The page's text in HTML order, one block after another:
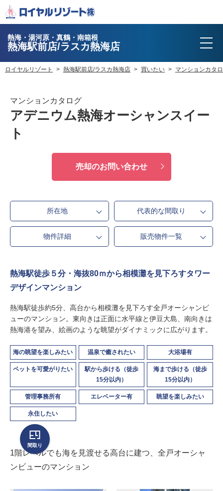
熱海・湯河原・真鶴・南箱根
熱海駅前店/ラスカ熱海店
ロイヤルリゾート 熱海駅前店/ラスカ熱海店 買いたい マンションカタ
マンションカタログ
アデニウム熱海オーシャンスイー
ト
売却のお問い合わせ
所在地 代表的な間取り
物件詳細 販売物件一覧
熱海駅徒歩５分・海抜80ｍから相模灘を見下ろすタワー
デザインマンション
熱海駅徒歩約5分、高台から相模灘を見下ろす全戸オーシャンビ
ューのマンション。東向きは正面に水平線と伊豆大島、南向きは
熱海港を望み、絵画のような眺望がダイナミックに広がります。
海の眺望を楽しみたい 温泉で癒されたい 大浴場有
ペットを可愛がりたい
駅から歩ける（徒歩
15分以内）
海まで歩ける（徒歩
15分以内）
管理事務所有 エレベーター有 眺望を楽しみたい
永住したい
1階レベルでも海を見渡せる高台に建つ、全戸オーシャ
ンビューのマンション
間取り